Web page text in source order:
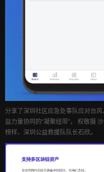
分享了深圳社区应急处事队应对台
益力量协同的“凝聚纽带”， 权敬摄
榜样、深圳公益救援队队长石欣。